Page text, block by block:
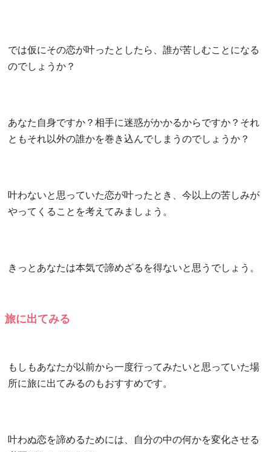
では仮にその恋が叶ったとしたら、誰が苦しむことになる
のでしょうか？
あなた自身ですか？相手に迷惑がかかるからですか？それ
ともそれ以外の誰かを巻き込んでしまうのでしょうか？
叶わないと思っていた恋が叶ったとき、今以上の苦しみが
やってくることを考えてみましょう。
きっとあなたは本気で諦めざるを得ないと思うでしょう。
旅に出てみる
もしもあなたが以前から一度行ってみたいと思っていた場
所に旅に出てみるのもおすすめです。
叶わぬ恋を諦めるためには、自分の中の何かを変化させる